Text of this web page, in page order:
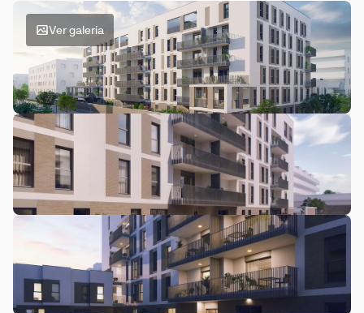
Ver galería